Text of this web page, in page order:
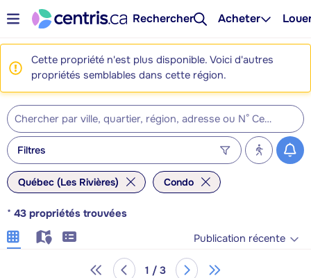
Rechercher Acheter
Cette propriété n'est plus disponible. Voici d'autres
propriétés semblables dans cette région.
Filtres
Québec (Les Rivières) Condo
* 43 propriétés trouvées
Publication récente
1 / 3